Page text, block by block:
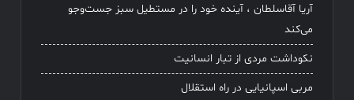
آریا آقاسلطان ، آینده خود را در مستطیل سبز جست‌وجو
می‌کند
نکوداشت مردی از تبار انسانیت
مربی اسپانیایی در راه استقلال